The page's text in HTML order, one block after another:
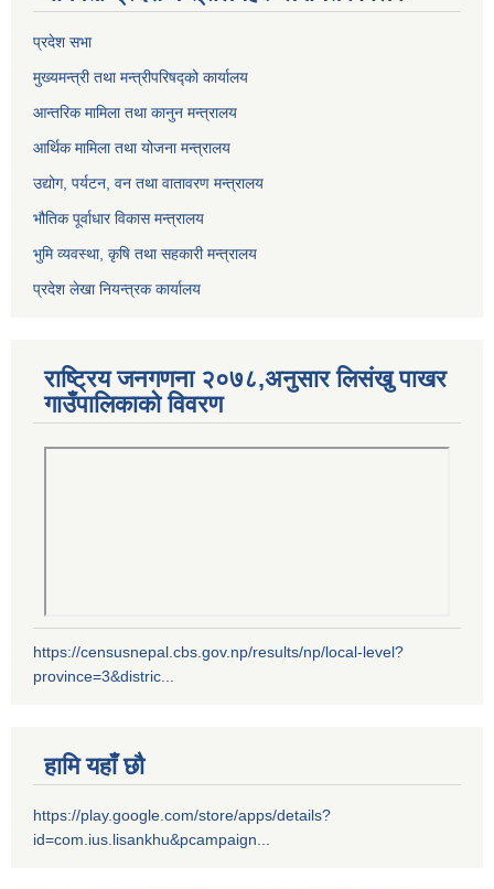
प्रदेश सभा
मुख्यमन्त्री तथा मन्त्रीपरिषद्को कार्यालय
आन्तरिक मामिला तथा कानुन मन्त्रालय
आर्थिक मामिला तथा योजना मन्त्रालय
उद्योग, पर्यटन, वन तथा वातावरण मन्त्रालय
भौतिक पूर्वाधार विकास मन्त्रालय
भुमि व्यवस्था, कृषि तथा सहकारी मन्त्रालय
प्रदेश लेखा नियन्त्रक कार्यालय
राष्ट्रिय जनगणना २०७८,अनुसार लिसंखु पाखर
गाउँपालिकाको विवरण
https://censusnepal.cbs.gov.np/results/np/local-level?
province=3&distric...
हामि यहाँ छौ
https://play.google.com/store/apps/details?
id=com.ius.lisankhu&pcampaign...